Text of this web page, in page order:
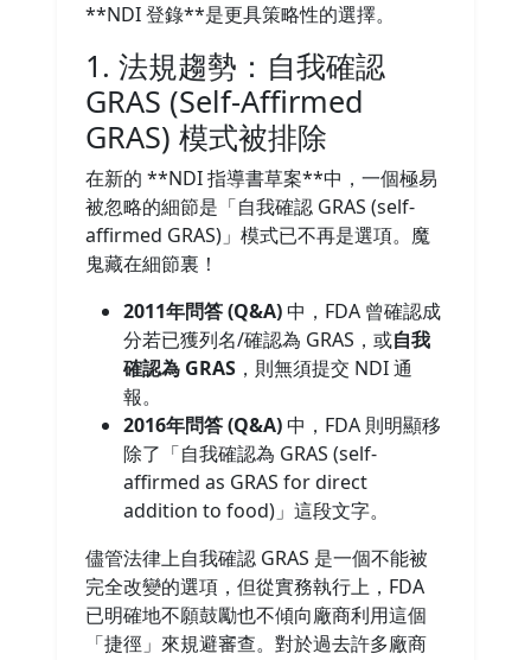
**NDI 登錄**是更具策略性的選擇。
1. 法規趨勢：自我確認
GRAS (Self-Affirmed
GRAS) 模式被排除
在新的 **NDI 指導書草案**中，一個極易
被忽略的細節是「自我確認 GRAS (self-
affirmed GRAS)」模式已不再是選項。魔
鬼藏在細節裏！
2011年問答 (Q&A)中，FDA 曾確認成
分若已獲列名/確認為 GRAS，或自我
確認為 GRAS ，則無須提交 NDI 通
報。
2016年問答 (Q&A)中，FDA 則明顯移
除了「自我確認為 GRAS (self-
affirmed as GRAS for direct
addition to food)」這段文字。
儘管法律上自我確認 GRAS 是一個不能被
完全改變的選項，但從實務執行上，FDA
已明確地不願鼓勵也不傾向廠商利用這個
「捷徑」來規避審查。對於過去許多廠商